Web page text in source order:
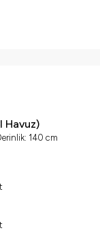
Havuz)
140 cm